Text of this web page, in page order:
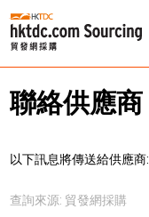
聯絡供應商
以下訊息將傳送給供應商:
查詢來源: 貿發網採購